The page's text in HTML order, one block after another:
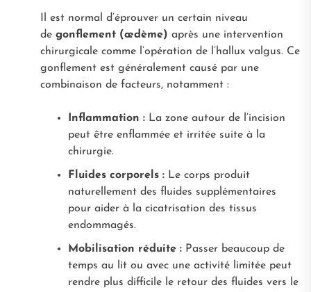
Il est normal d’éprouver un certain niveau
de gonflement (œdème) après une intervention
chirurgicale comme l’opération de l’hallux valgus. Ce
gonflement est généralement causé par une
combinaison de facteurs, notamment :
Inflammation :La zone autour de l’incision
peut être enflammée et irritée suite à la
chirurgie.
Fluides corporels :Le corps produit
naturellement des fluides supplémentaires
pour aider à la cicatrisation des tissus
endommagés.
Mobilisation réduite :Passer beaucoup de
temps au lit ou avec une activité limitée peut
rendre plus difficile le retour des fluides vers le